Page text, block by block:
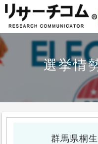
選挙情
群馬県桐